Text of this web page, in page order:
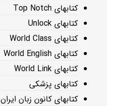
کتابهای Top Notch
کتابهای Unlock
کتابهای World Class
کتابهای World English
کتابهای World Link
کتابهای پزشکی
کتابهای کانون زبان ایران